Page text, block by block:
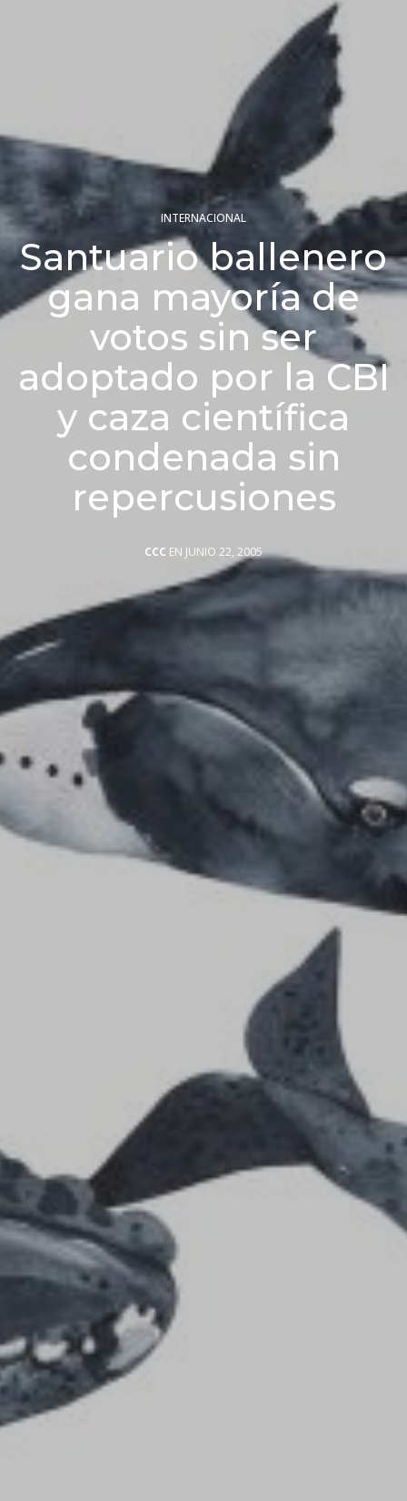
INTERNACIONAL
Santuario ballenero
gana mayoría de
votos sin ser
adoptado por la CBI
y caza científica
condenada sin
repercusiones
CCC EN JUNIO 22, 2005